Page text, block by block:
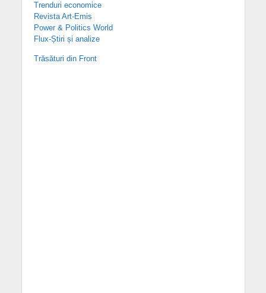
Trenduri economice
Revista Art-Emis
Power & Politics World
Flux-Știri și analize
Trăsături din Front